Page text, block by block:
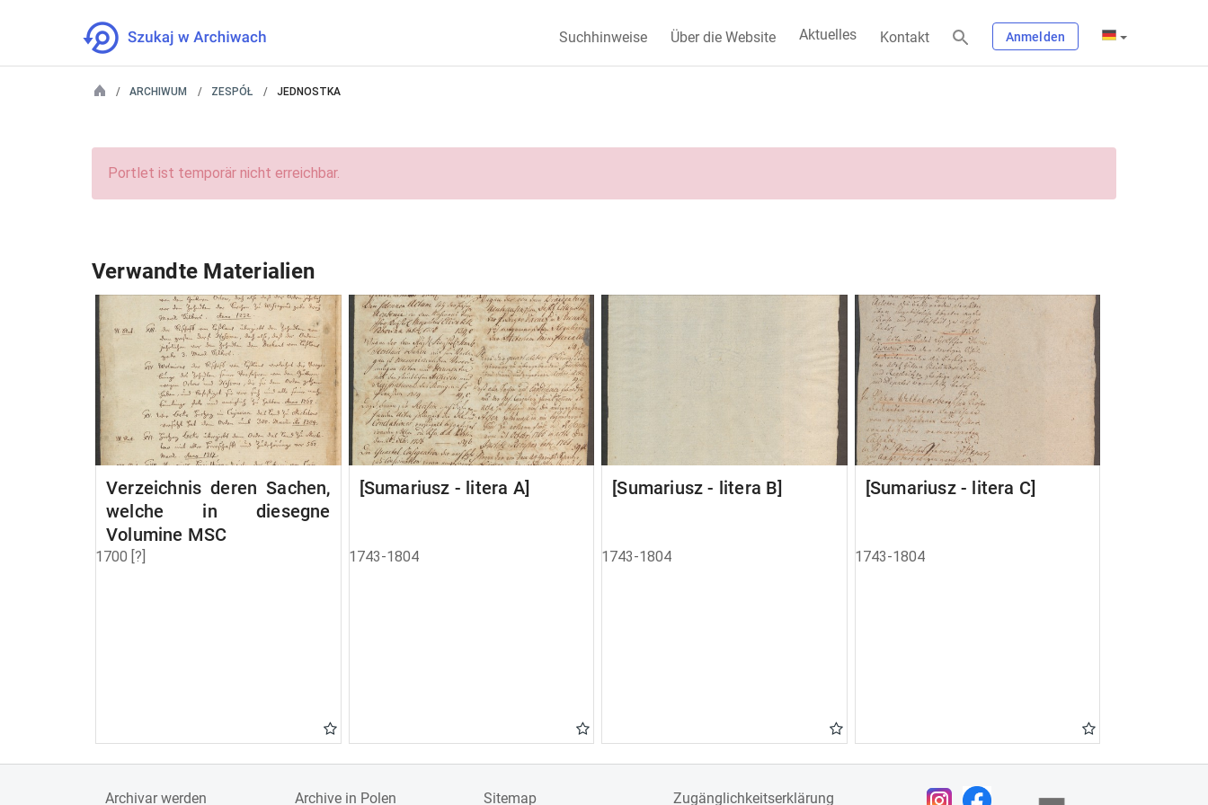
Suchhinweise Über die Website Aktuelles Kontakt Anmelden
ARCHIWUM ZESPÓŁ JEDNOSTKA
Portlet ist temporär nicht erreichbar.
Verwandte Materialien
Verzeichnis deren Sachen,
welche in diesegne
Volumine MSC
1700 [?]
[Sumariusz - litera A]
1743-1804
[Sumariusz - litera B]
1743-1804
[Sumariusz - litera C]
1743-1804
Archivar werden Archive in Polen Sitemap Zugänglichkeitserklärung